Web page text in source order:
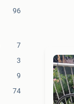
96
7
3
9
74